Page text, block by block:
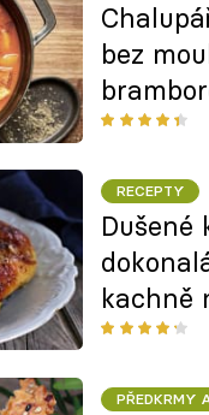
bez
RECEPTY
Dušené
kachně
PŘEDKRMY